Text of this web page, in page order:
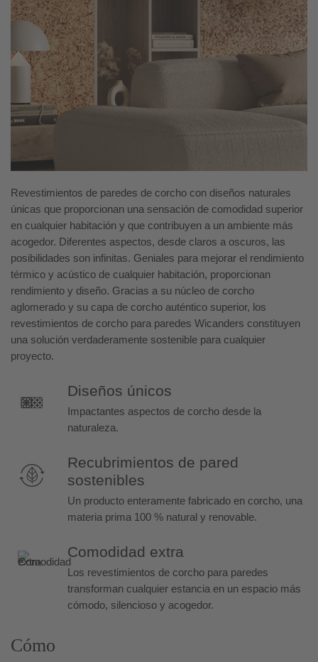
Revestimientos de paredes de corcho con diseños naturales
únicas que proporcionan una sensación de comodidad superior
en cualquier habitación y que contribuyen a un ambiente más
acogedor. Diferentes aspectos, desde claros a oscuros, las
posibilidades son infinitas. Geniales para mejorar el rendimiento
térmico y acústico de cualquier habitación, proporcionan
rendimiento y diseño. Gracias a su núcleo de corcho
aglomerado y su capa de corcho auténtico superior, los
revestimientos de corcho para paredes Wicanders constituyen
una solución verdaderamente sostenible para cualquier
proyecto.
Diseños únicos
Impactantes aspectos de corcho desde la
naturaleza.
Recubrimientos de pared
sostenibles
Un producto enteramente fabricado en corcho, una
materia prima 100 % natural y renovable.
Comodidad extra
Los revestimientos de corcho para paredes
transforman cualquier estancia en un espacio más
cómodo, silencioso y acogedor.
Cómo